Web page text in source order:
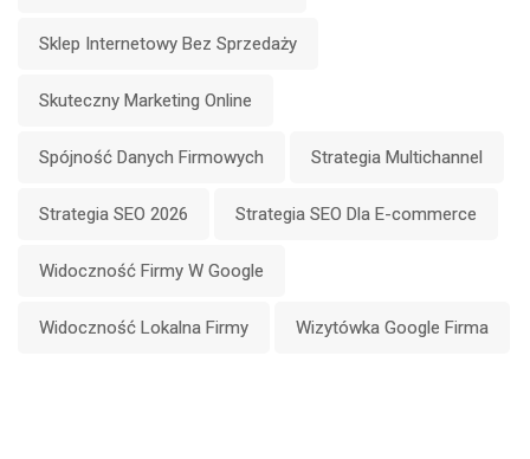
Sklep Internetowy Bez Sprzedaży
Skuteczny Marketing Online
Spójność Danych Firmowych Strategia Multichannel
Strategia SEO 2026 Strategia SEO Dla E-commerce
Widoczność Firmy W Google
Widoczność Lokalna Firmy Wizytówka Google Firma